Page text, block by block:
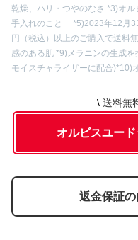
内容⑦
リンク
ト限定)
乾燥、ハリ・つやのなさ *3)オ
手入れのこと *5)2023年12月
円（税込）以上のご購入で送料
感のある肌 *9)メラニンの生成を
モイスチャライザーに配合)*10)
送料無
オルビスユー
返金保証